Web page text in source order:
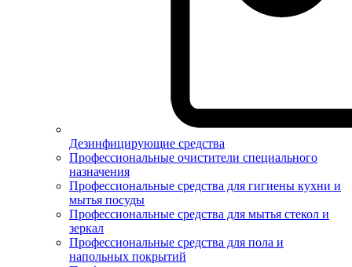
Дезинфицирующие средства
Профессиональные очистители специального
назначения
Профессиональные средства для гигиены кухни и
мытья посуды
Профессиональные средства для мытья стекол и
зеркал
Профессиональные средства для пола и
напольных покрытий